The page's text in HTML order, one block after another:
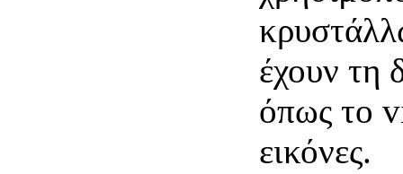
έχουν τη
όπως το
εικόνες.